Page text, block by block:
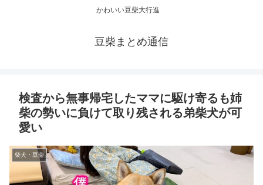
かわいい豆柴大行進
豆柴まとめ通信
検査から無事帰宅したママに駆け寄るも姉
柴の勢いに負けて取り残される弟柴犬が可
愛い
柴犬・豆柴